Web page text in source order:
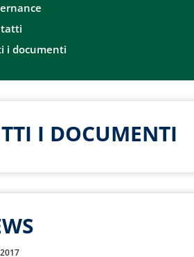
i documenti
I DOCUMENTI